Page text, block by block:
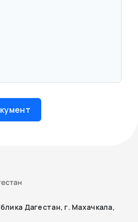
Дагестан, г. Махачкала,